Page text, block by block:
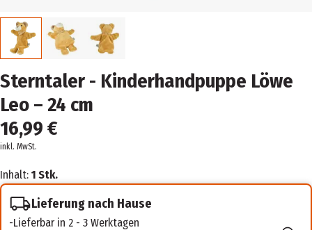
Sterntaler - Kinderhandpuppe Löwe
Leo – 24 cm
16,99 €
inkl. MwSt.
Inhalt: 1 Stk.
Lieferung nach Hause
Lieferbar in 2 - 3 Werktagen